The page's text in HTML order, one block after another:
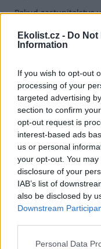
Ekolist.cz - Do Not
Information
If you wish to opt-out
processing of your
targeted advertising
section to confirm
opt-out request is
interest-based ads
us or personal
your opt-out. You
disclosure of your
IAB’s list of
also be disclosed by
Downstream
Personal Data
Pokud zastupitelstvo
podle Jančíka
dodal, přínosem
na vojenských
by mělo hřiště
magistrátu.